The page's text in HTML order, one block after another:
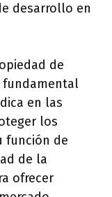
desarrollo en
de
fundamental
en las
los
función de
de la
ofrecer